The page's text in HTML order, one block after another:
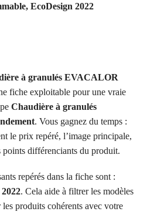
EcoDesign 2022
à granulés EVACALOR
fiche exploitable pour une vraie
Chaudière à granulés
. Vous gagnez du temps :
le prix repéré, l’image principale,
points différenciants du produit.
repérés dans la fiche sont :
. Cela aide à filtrer les modèles
produits cohérents avec votre